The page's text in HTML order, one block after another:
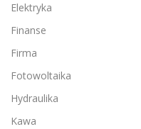
Elektryka
Finanse
Firma
Fotowoltaika
Hydraulika
Kawa